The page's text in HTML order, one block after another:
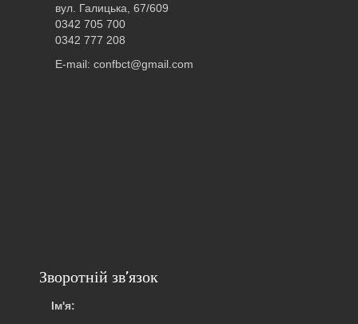
вул. Галицька, 67/609
0342 705 700
0342 777 208
E-mail: confbct@gmail.com
Зворотній зв’язок
Ім'я: